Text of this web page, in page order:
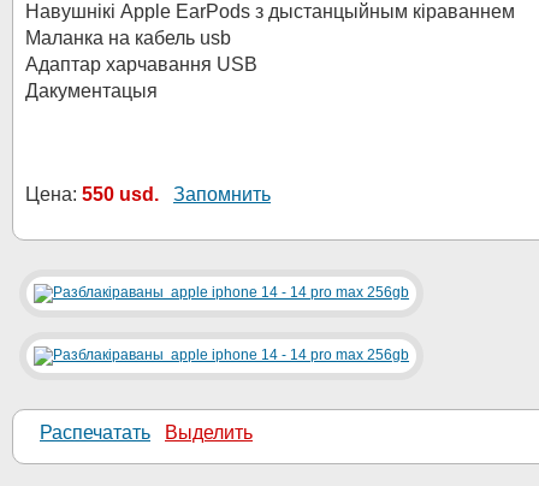
Навушнікі Apple EarPods з дыстанцыйным кіраваннем
Маланка на кабель usb
Адаптар харчавання USB
Дакументацыя
Цена: 550 usd. Запомнить
Распечатать Выделить